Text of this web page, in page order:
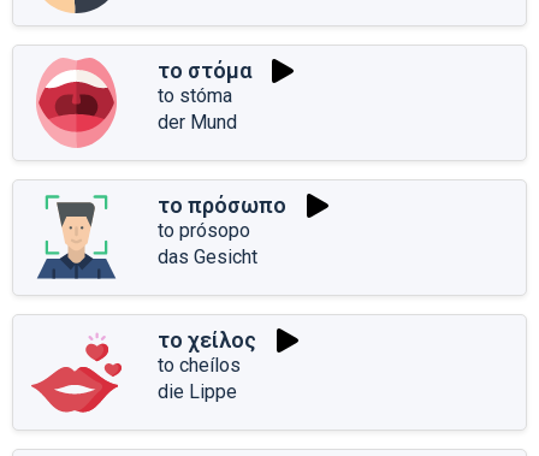
το στόμα
to stóma
der Mund
το πρόσωπο
to prósopo
das Gesicht
το χείλος
to cheílos
die Lippe